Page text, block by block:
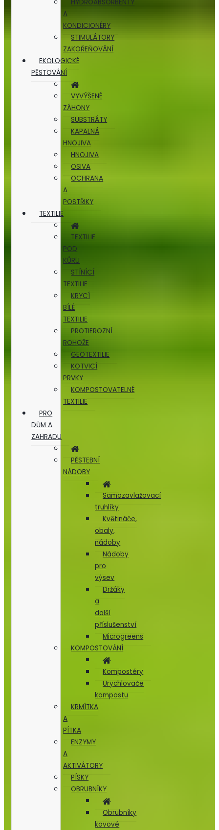
HYDROABSORBENTY
A
KONDICIONÉRY
STIMULÁTORY
ZAKOŘEŇOVÁNÍ
EKOLOGICKÉ
PĚSTOVÁNÍ
VYVÝŠENÉ
ZÁHONY
SUBSTRÁTY
KAPALNÁ
HNOJIVA
HNOJIVA
OSIVA
OCHRANA
A
POSTŘIKY
TEXTILIE
TEXTILIE
POD
KŮRU
STÍNÍCÍ
TEXTILIE
KRYCÍ
BÍLÉ
TEXTILIE
PROTIEROZNÍ
ROHOŽE
GEOTEXTILIE
KOTVICÍ
PRVKY
KOMPOSTOVATELNÉ
TEXTILIE
PRO
DŮM A
ZAHRADU
PĚSTEBNÍ
NÁDOBY
Samozavlažovací
truhlíky
Květináče,
obaly,
nádoby
Nádoby
pro
výsev
Držáky
a
další
příslušenství
Microgreens
KOMPOSTOVÁNÍ
Kompostéry
Urychlovače
kompostu
KRMÍTKA
A
PÍTKA
ENZYMY
A
AKTIVÁTORY
PÍSKY
OBRUBNÍKY
Obrubníky
kovové